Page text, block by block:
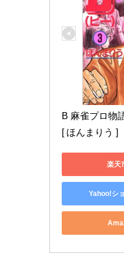
B 麻雀プロ物
[ ほんまりう ]
楽天
Yahoo!シ